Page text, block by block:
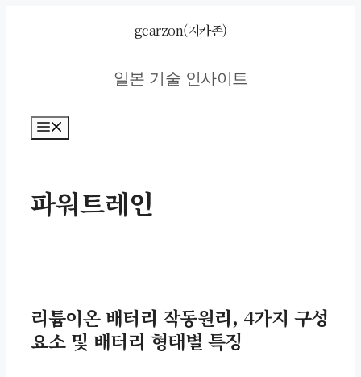
gcarzon(지카존)
일본 기술 인사이트
뉴
파워트레인
리튬이온 배터리 작동원리, 4가지 구성
요소 및 배터리 형태별 특징